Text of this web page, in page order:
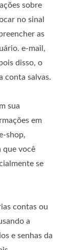
sobre
no sinal
as
e-mail,
disso, o
conta salvas.
sua
em
shop,
que você
se
contas ou
a
e senhas da